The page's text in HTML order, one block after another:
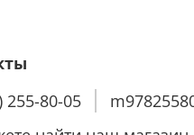
255-80-05